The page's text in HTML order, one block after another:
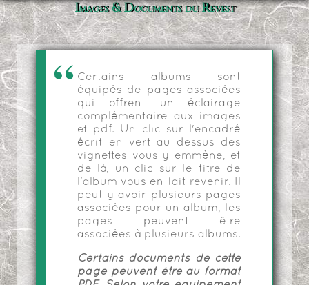
Images & Documents du Revest
Certains albums sont
équipés de pages associées
qui offrent un éclairage
complémentaire aux images
et pdf. Un clic sur l'encadré
écrit en vert au dessus des
vignettes vous y emmène, et
de là, un clic sur le titre de
l'album vous en fait revenir. Il
peut y avoir plusieurs pages
associées pour un album, les
pages peuvent être
associées à plusieurs albums.
Certains documents de cette
page peuvent être au format